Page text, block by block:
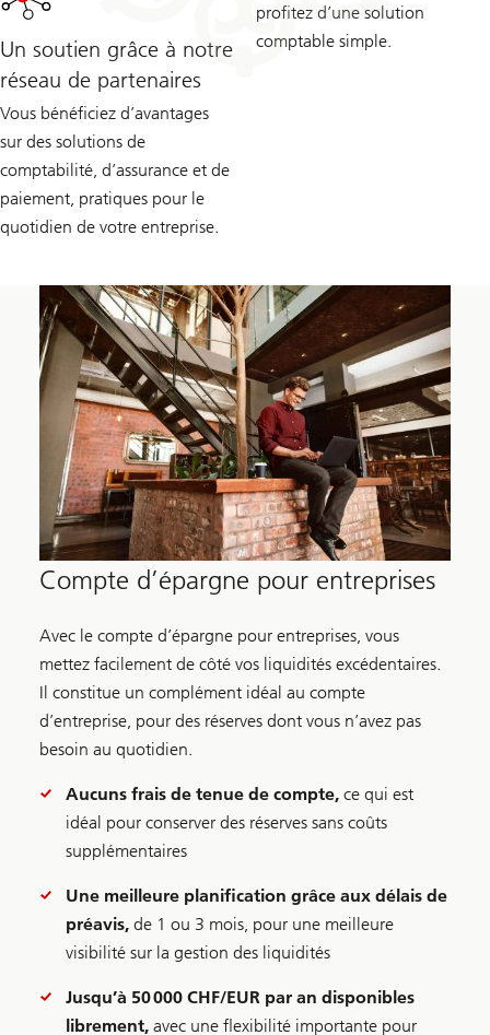
profitez d’une solution
comptable simple.
Un soutien grâce à notre
réseau de partenaires
Vous bénéficiez d’avantages
sur des solutions de
comptabilité, d’assurance et de
paiement, pratiques pour le
quotidien de votre entreprise.
Compte d’épargne pour entreprises
Avec le compte d’épargne pour entreprises, vous
mettez facilement de côté vos liquidités excédentaires.
Il constitue un complément idéal au compte
d’entreprise, pour des réserves dont vous n’avez pas
besoin au quotidien.
Aucuns frais de tenue de compte,ce qui est
idéal pour conserver des réserves sans coûts
supplémentaires
Une meilleure planification grâce aux délais de
préavis,de 1 ou 3 mois, pour une meilleure
visibilité sur la gestion des liquidités
Jusqu’à 50 000 CHF/EUR par an disponibles
librement,avec une flexibilité importante pour